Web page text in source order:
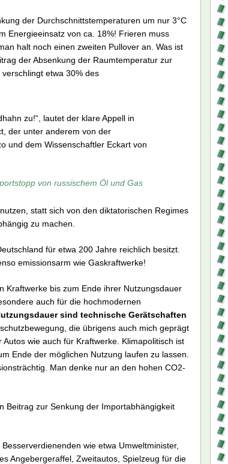
der Durchschnittstemperaturen um nur 3°C
Energieeinsatz von ca. 18%! Frieren muss
halt noch einen zweiten Pullover an. Was ist
der Absenkung der Raumtemperatur zur
etwa 30% des
zu!“, lautet der klare Appell in
der unter anderem von der
und dem Wissenschaftler Eckart von
von russischem Öl und Gas
statt sich von den diktatorischen Regimes
zu machen.
für etwa 200 Jahre reichlich besitzt.
emissionsarm wie Gaskraftwerke!
Kraftwerke bis zum Ende ihrer Nutzungsdauer
auch für die hochmodernen
sind technische Gerätschaften
die übrigens auch mich geprägt
wie auch für Kraftwerke. Klimapolitisch ist
Ende der möglichen Nutzung laufen zu lassen.
Man denke nur an den hohen CO2-
Beitrag zur Senkung der Importabhängigkeit
wie etwa Umweltminister,
Angebergeraffel, Zweitautos, Spielzeug für die